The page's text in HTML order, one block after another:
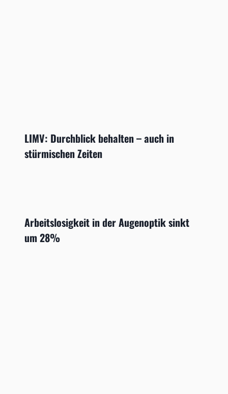
LIMV: Durchblick behalten – auch in
stürmischen Zeiten
Arbeitslosigkeit in der Augenoptik sinkt
um 28%